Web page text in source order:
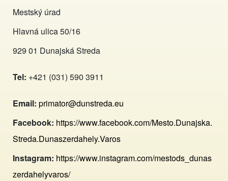
Mestský úrad
Hlavná ulica 50/16
929 01 Dunajská Streda
Tel: +421 (031) 590 3911
Email: primator@dunstreda.eu
Facebook: https://www.facebook.com/Mesto.Dunajska.
Streda.Dunaszerdahely.Varos
Instagram: https://www.instagram.com/mestods_dunas
zerdahelyvaros/